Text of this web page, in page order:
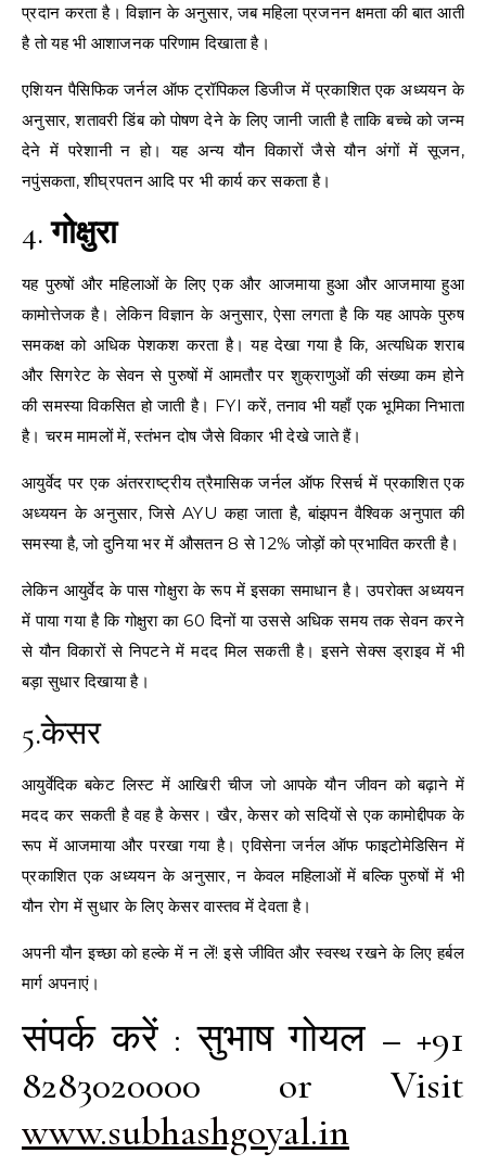
प्रदान करता है। विज्ञान के अनुसार, जब महिला प्रजनन क्षमता की बात आती
है तो यह भी आशाजनक परिणाम दिखाता है।
एशियन पैसिफिक जर्नल ऑफ ट्रॉपिकल डिजीज में प्रकाशित एक अध्ययन के
अनुसार, शतावरी डिंब को पोषण देने के लिए जानी जाती है ताकि बच्चे को जन्म
देने में परेशानी न हो। यह अन्य यौन विकारों जैसे यौन अंगों में सूजन,
नपुंसकता, शीघ्रपतन आदि पर भी कार्य कर सकता है।
4.गोक्षुरा
यह पुरुषों और महिलाओं के लिए एक और आजमाया हुआ और आजमाया हुआ
कामोत्तेजक है। लेकिन विज्ञान के अनुसार, ऐसा लगता है कि यह आपके पुरुष
समकक्ष को अधिक पेशकश करता है। यह देखा गया है कि, अत्यधिक शराब
और सिगरेट के सेवन से पुरुषों में आमतौर पर शुक्राणुओं की संख्या कम होने
की समस्या विकसित हो जाती है। FYI करें, तनाव भी यहाँ एक भूमिका निभाता
है। चरम मामलों में, स्तंभन दोष जैसे विकार भी देखे जाते हैं।
आयुर्वेद पर एक अंतरराष्ट्रीय त्रैमासिक जर्नल ऑफ रिसर्च में प्रकाशित एक
अध्ययन के अनुसार, जिसे AYU कहा जाता है, बांझपन वैश्विक अनुपात की
समस्या है, जो दुनिया भर में औसतन 8 से 12% जोड़ों को प्रभावित करती है।
लेकिन आयुर्वेद के पास गोक्षुरा के रूप में इसका समाधान है। उपरोक्त अध्ययन
में पाया गया है कि गोक्षुरा का 60 दिनों या उससे अधिक समय तक सेवन करने
से यौन विकारों से निपटने में मदद मिल सकती है। इसने सेक्स ड्राइव में भी
बड़ा सुधार दिखाया है।
5.केसर
आयुर्वेदिक बकेट लिस्ट में आखिरी चीज जो आपके यौन जीवन को बढ़ाने में
मदद कर सकती है वह है केसर। खैर, केसर को सदियों से एक कामोद्दीपक के
रूप में आजमाया और परखा गया है। एविसेना जर्नल ऑफ फाइटोमेडिसिन में
प्रकाशित एक अध्ययन के अनुसार, न केवल महिलाओं में बल्कि पुरुषों में भी
यौन रोग में सुधार के लिए केसर वास्तव में देवता है।
अपनी यौन इच्छा को हल्के में न लें! इसे जीवित और स्वस्थ रखने के लिए हर्बल
मार्ग अपनाएं।
संपर्क करें : सुभाष गोयल – +91
8283020000 or Visit
www.subhashgoyal.in